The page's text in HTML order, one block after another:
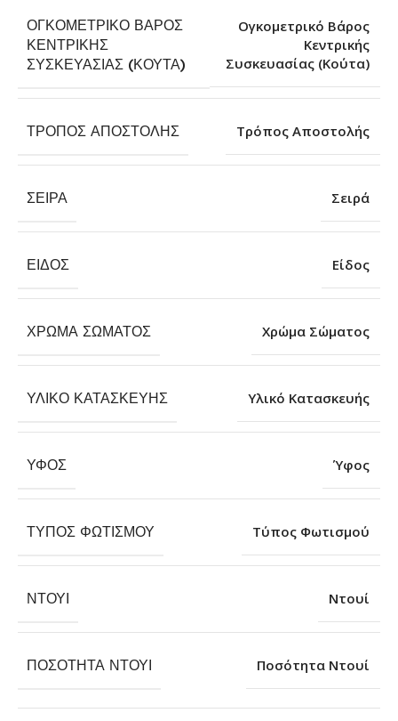
ΟΓΚΟΜΕΤΡΙΚΌ ΒΆΡΟΣ
ΚΕΝΤΡΙΚΉΣ
ΣΥΣΚΕΥΑΣΊΑΣ (ΚΟΎΤΑ)
Ογκομετρικό Βάρος
Κεντρικής
Συσκευασίας (Κούτα)
ΤΡΌΠΟΣ ΑΠΟΣΤΟΛΉΣ Τρόπος Αποστολής
ΣΕΙΡΆ Σειρά
ΕΊΔΟΣ Είδος
ΧΡΏΜΑ ΣΏΜΑΤΟΣ Χρώμα Σώματος
ΥΛΙΚΌ ΚΑΤΑΣΚΕΥΉΣ Υλικό Κατασκευής
ΎΦΟΣ Ύφος
ΤΎΠΟΣ ΦΩΤΙΣΜΟΎ Τύπος Φωτισμού
ΝΤΟΥΊ Ντουί
ΠΟΣΌΤΗΤΑ ΝΤΟΥΊ Ποσότητα Ντουί